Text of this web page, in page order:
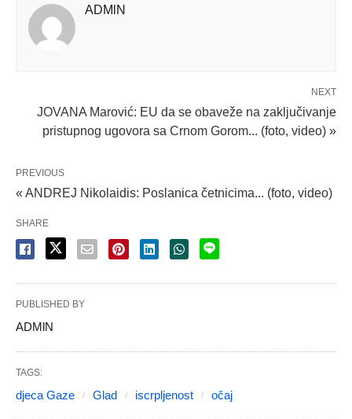
ADMlN
NEXT
JOVANA Marović: EU da se obaveže na zaključivanje
pristupnog ugovora sa Crnom Gorom... (foto, video) »
PREVIOUS
« ANDREJ Nikolaidis: Poslanica četnicima... (foto, video)
SHARE
PUBLISHED BY
ADMlN
TAGS:
djeca Gaze Glad iscrpljenost očaj